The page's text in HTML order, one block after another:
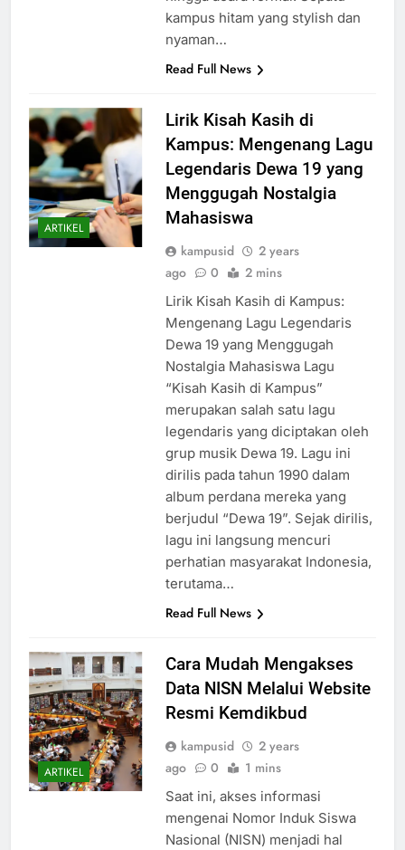
kampus hitam yang stylish dan
nyaman…
Read Full News
ARTIKEL
Lirik Kisah Kasih di
Kampus: Mengenang Lagu
Legendaris Dewa 19 yang
Menggugah Nostalgia
Mahasiswa
kampusid
2 years
ago
0 2 mins
Lirik Kisah Kasih di Kampus:
Mengenang Lagu Legendaris
Dewa 19 yang Menggugah
Nostalgia Mahasiswa Lagu
“Kisah Kasih di Kampus”
merupakan salah satu lagu
legendaris yang diciptakan oleh
grup musik Dewa 19. Lagu ini
dirilis pada tahun 1990 dalam
album perdana mereka yang
berjudul “Dewa 19”. Sejak dirilis,
lagu ini langsung mencuri
perhatian masyarakat Indonesia,
terutama…
Read Full News
ARTIKEL
Cara Mudah Mengakses
Data NISN Melalui Website
Resmi Kemdikbud
kampusid
2 years
ago
0 1 mins
Saat ini, akses informasi
mengenai Nomor Induk Siswa
Nasional (NISN) menjadi hal